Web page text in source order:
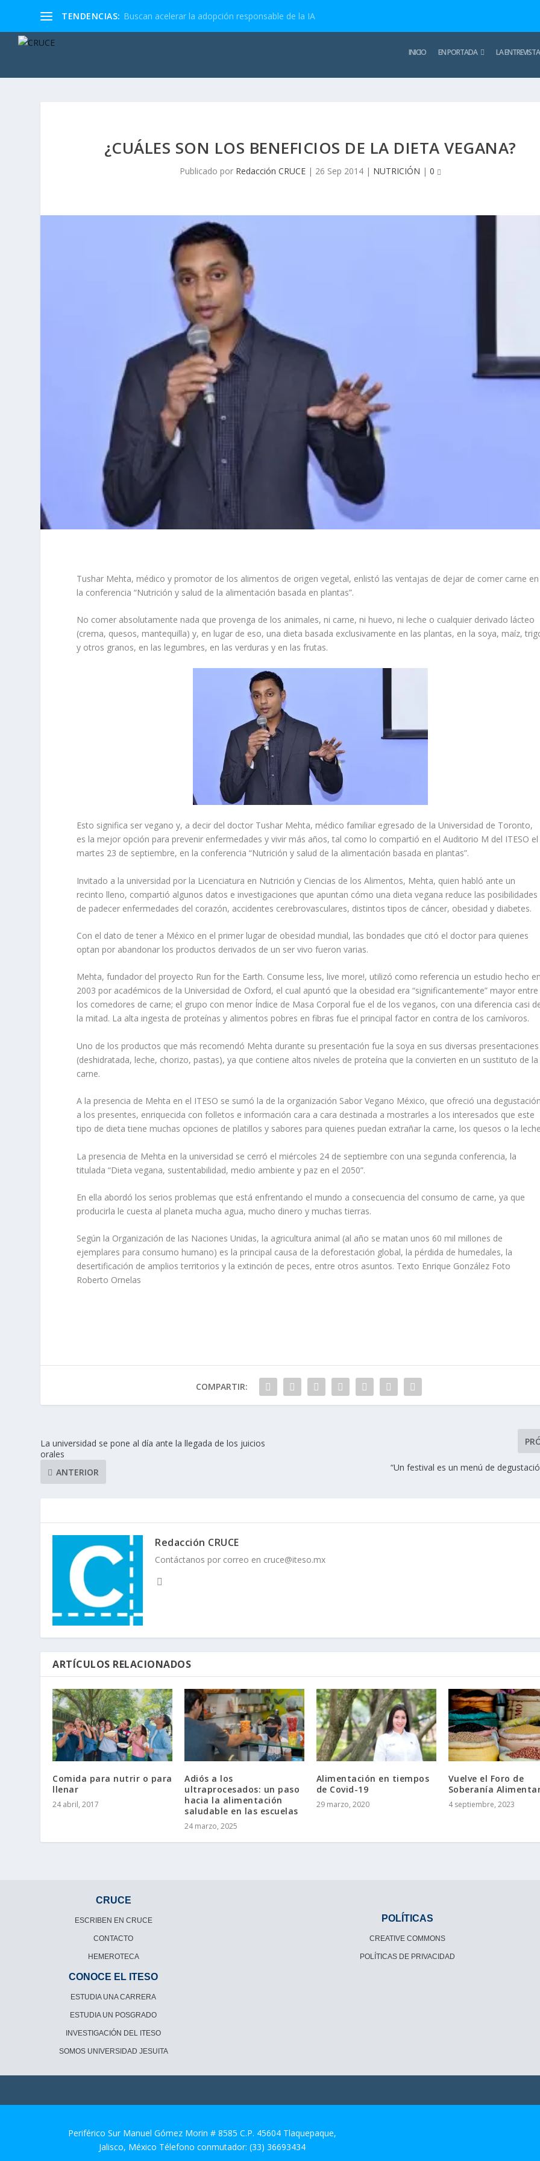
TENDENCIAS: Buscan acelerar la adopción responsable de la IA
INICIO EN PORTADA LA ENTREVISTA
¿CUÁLES SON LOS BENEFICIOS DE LA DIETA VEGANA?
Publicado por Redacción CRUCE| 26 Sep 2014| NUTRICIÓN | 0
Tushar Mehta, médico y promotor de los alimentos de origen vegetal, enlistó las ventajas de dejar de comer carne en
la conferencia “Nutrición y salud de la alimentación basada en plantas”.
No comer absolutamente nada que provenga de los animales, ni carne, ni huevo, ni leche o cualquier derivado lácteo
(crema, quesos, mantequilla) y, en lugar de eso, una dieta basada exclusivamente en las plantas, en la soya, maíz,
y otros granos, en las legumbres, en las verduras y en las frutas.
Esto significa ser vegano y, a decir del doctor Tushar Mehta, médico familiar egresado de la Universidad de Toronto,
es la mejor opción para prevenir enfermedades y vivir más años, tal como lo compartió en el Auditorio M del ITESO el
martes 23 de septiembre, en la conferencia “Nutrición y salud de la alimentación basada en plantas”.
Invitado a la universidad por la Licenciatura en Nutrición y Ciencias de los Alimentos, Mehta, quien habló ante un
recinto lleno, compartió algunos datos e investigaciones que apuntan cómo una dieta vegana reduce las posibilidades
de padecer enfermedades del corazón, accidentes cerebrovasculares, distintos tipos de cáncer, obesidad y diabetes.
Con el dato de tener a México en el primer lugar de obesidad mundial, las bondades que citó el doctor para quienes
optan por abandonar los productos derivados de un ser vivo fueron varias.
Mehta, fundador del proyecto Run for the Earth. Consume less, live more!, utilizó como referencia un estudio hecho
2003 por académicos de la Universidad de Oxford, el cual apuntó que la obesidad era “significantemente” mayor entre
los comedores de carne; el grupo con menor Índice de Masa Corporal fue el de los veganos, con una diferencia casi
la mitad. La alta ingesta de proteínas y alimentos pobres en fibras fue el principal factor en contra de los carnívoros.
Uno de los productos que más recomendó Mehta durante su presentación fue la soya en sus diversas presentaciones
(deshidratada, leche, chorizo, pastas), ya que contiene altos niveles de proteína que la convierten en un sustituto de la
carne.
A la presencia de Mehta en el ITESO se sumó la de la organización Sabor Vegano México, que ofreció una
a los presentes, enriquecida con folletos e información cara a cara destinada a mostrarles a los interesados que este
tipo de dieta tiene muchas opciones de platillos y sabores para quienes puedan extrañar la carne, los quesos o la
La presencia de Mehta en la universidad se cerró el miércoles 24 de septiembre con una segunda conferencia, la
titulada “Dieta vegana, sustentabilidad, medio ambiente y paz en el 2050”.
En ella abordó los serios problemas que está enfrentando el mundo a consecuencia del consumo de carne, ya que
producirla le cuesta al planeta mucha agua, mucho dinero y muchas tierras.
Según la Organización de las Naciones Unidas, la agricultura animal (al año se matan unos 60 mil millones de
ejemplares para consumo humano) es la principal causa de la deforestación global, la pérdida de humedales, la
desertificación de amplios territorios y la extinción de peces, entre otros asuntos. Texto Enrique González Foto
Roberto Ornelas
COMPARTIR:
La universidad se pone al día ante la llegada de los juicios
orales
ANTERIOR
“Un festival es un menú de
Redacción CRUCE
Contáctanos por correo en cruce@iteso.mx
ARTÍCULOS RELACIONADOS
Comida para nutrir o para
llenar
24 abril, 2017
Adiós a los
ultraprocesados: un paso
hacia la alimentación
saludable en las escuelas
24 marzo, 2025
Alimentación en tiempos
de Covid-19
29 marzo, 2020
Vuelve el Foro de
Soberanía
4 septiembre, 2023
CRUCE
ESCRIBEN EN CRUCE
CONTACTO
HEMEROTECA
POLÍTICAS
CREATIVE COMMONS
POLÍTICAS DE PRIVACIDAD
CONOCE EL ITESO
ESTUDIA UNA CARRERA
ESTUDIA UN POSGRADO
INVESTIGACIÓN DEL ITESO
SOMOS UNIVERSIDAD JESUITA
Periférico Sur Manuel Gómez Morin # 8585 C.P. 45604 Tlaquepaque,
Jalisco, México Télefono conmutador: (33) 36693434